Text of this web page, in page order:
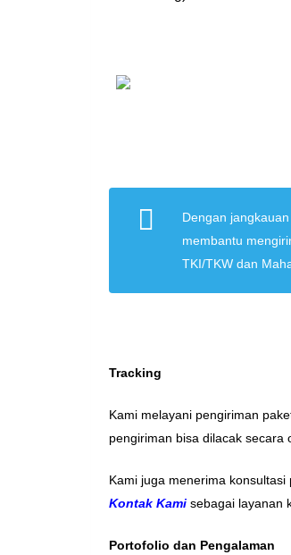
Dengan
membantu
TKI/TKW dan
Tracking
Kami melayani pengiriman
pengiriman bisa dilacak secara
Kami juga menerima
Kontak Kami sebagai layanan
Portofolio dan Pengalaman